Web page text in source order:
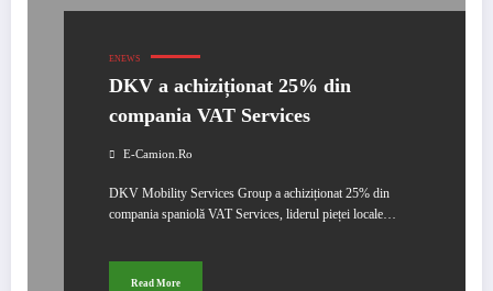
ENEWS
DKV a achiziționat 25% din
compania VAT Services
E-Camion.ro
DKV Mobility Services Group a achiziționat 25% din
compania spaniolă VAT Services, liderul pieței locale…
Read More